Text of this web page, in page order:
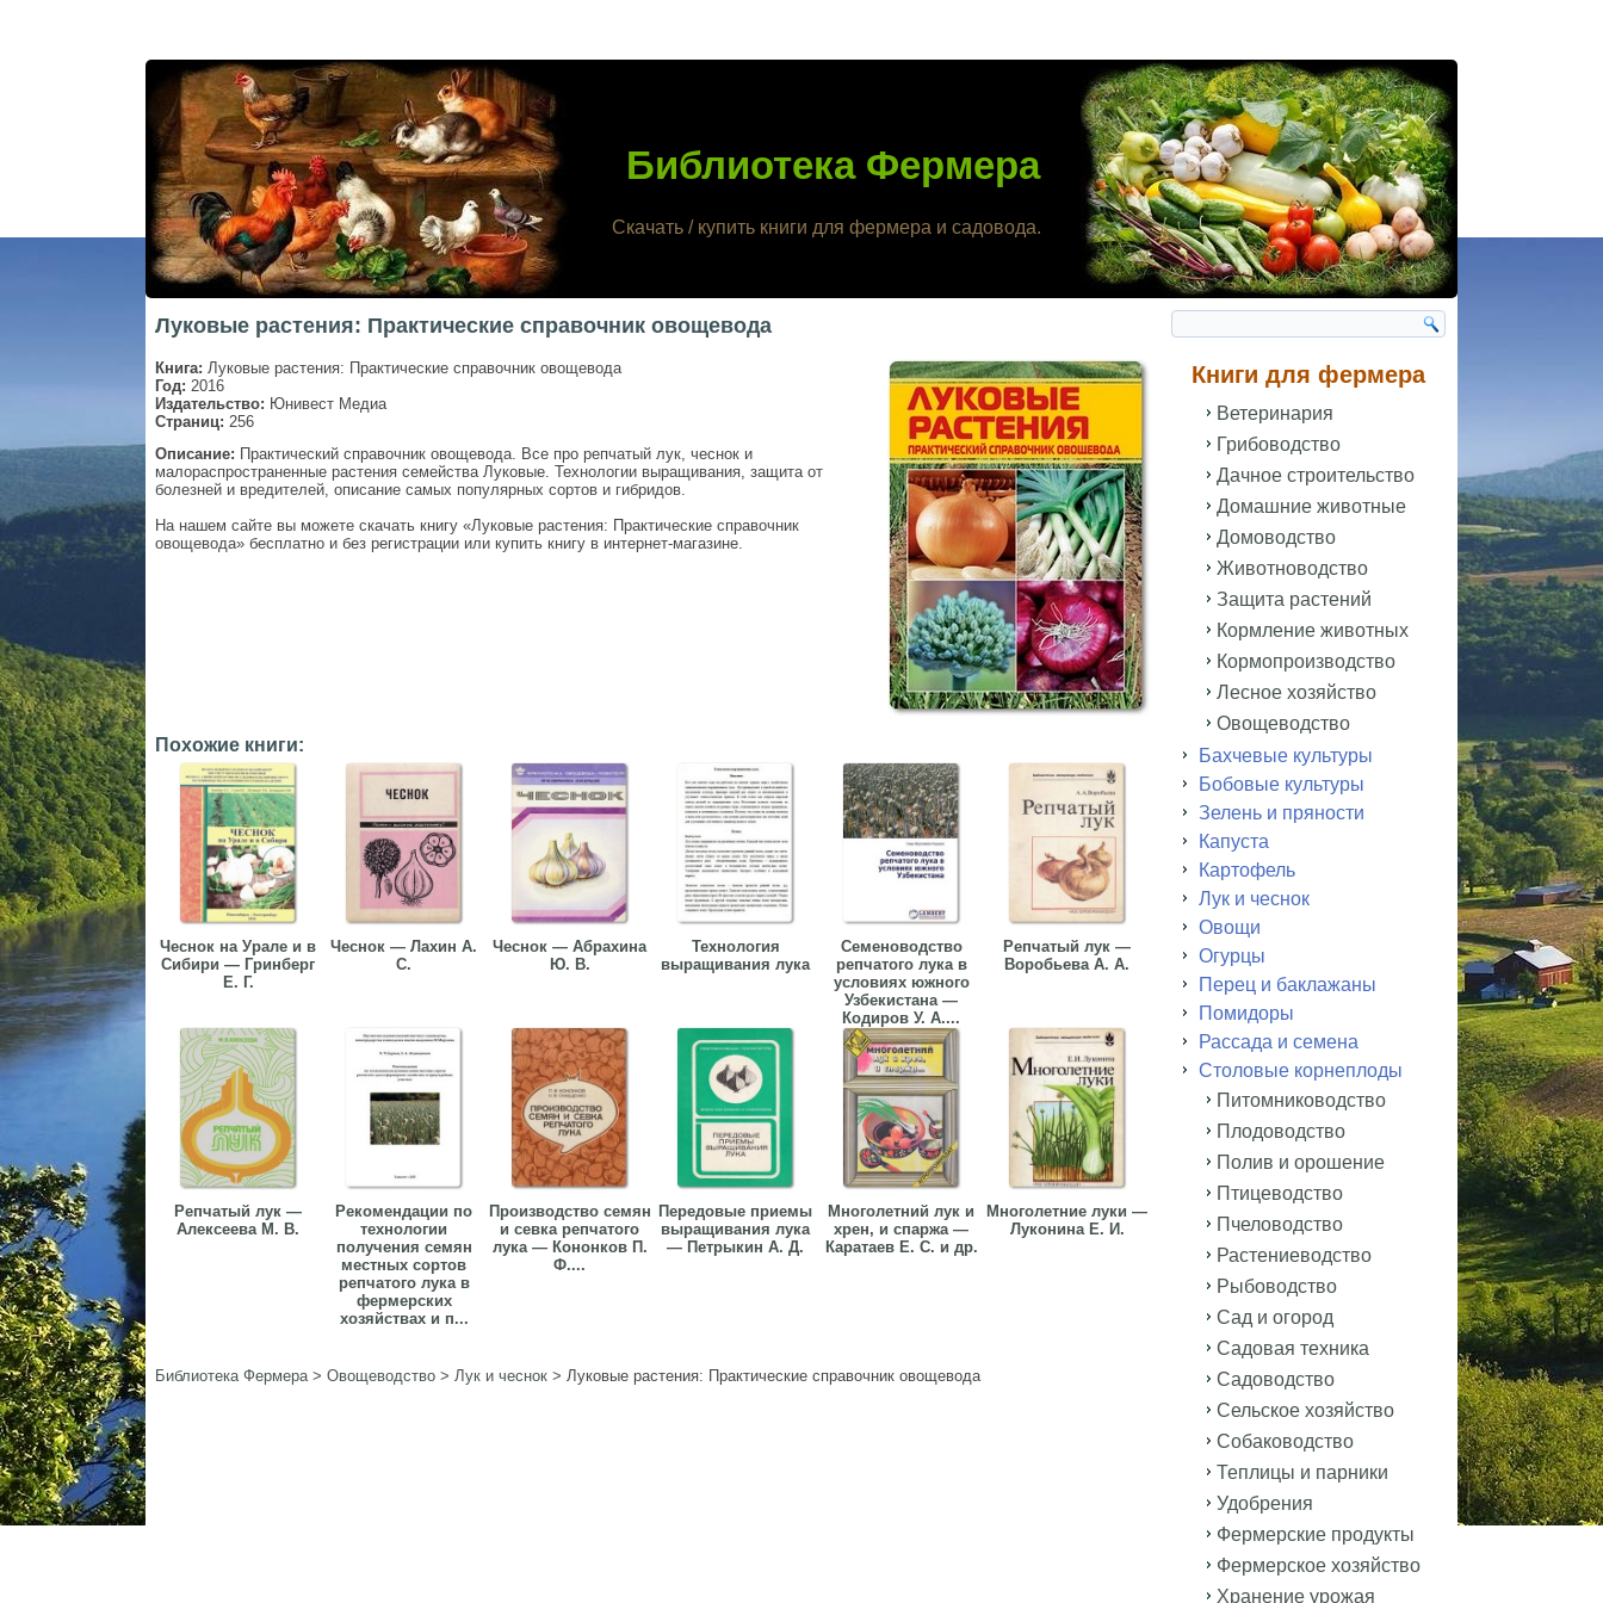
Библиотека Фермера
Скачать / купить книги для фермера и садовода.
Луковые растения: Практические справочник овощевода
Книга: Луковые растения: Практические справочник овощевода
Год: 2016
Издательство: Юнивест Медиа
Страниц: 256
Описание: Практический справочник овощевода. Все про репчатый лук, чеснок и
малораспространенные растения семейства Луковые. Технологии выращивания, защита от
болезней и вредителей, описание самых популярных сортов и гибридов.
На нашем сайте вы можете скачать книгу «Луковые растения: Практические справочник
овощевода» бесплатно и без регистрации или купить книгу в интернет-магазине.
Похожие книги:
Чеснок на Урале и в
Сибири — Гринберг
Е. Г.
Чеснок — Лахин А.
С.
Чеснок — Абрахина
Ю. В.
Технология
выращивания лука
Семеноводство
репчатого лука в
условиях южного
Узбекистана —
Кодиров У. А....
Репчатый лук —
Воробьева А. А.
Репчатый лук —
Алексеева М. В.
Рекомендации по
технологии
получения семян
местных сортов
репчатого лука в
фермерских
хозяйствах и п...
Производство семян
и севка репчатого
лука — Кононков П.
Ф....
Передовые приемы
выращивания лука
— Петрыкин А. Д.
Многолетний лук и
хрен, и спаржа —
Каратаев Е. С. и др.
Многолетние луки —
Луконина Е. И.
Библиотека Фермера> Овощеводство > Лук и чеснок > Луковые растения: Практические справочник овощевода
Книги для фермера
Ветеринария
Грибоводство
Дачное строительство
Домашние животные
Домоводство
Животноводство
Защита растений
Кормление животных
Кормопроизводство
Лесное хозяйство
Овощеводство
Бахчевые культуры
Бобовые культуры
Зелень и пряности
Капуста
Картофель
Лук и чеснок
Овощи
Огурцы
Перец и баклажаны
Помидоры
Рассада и семена
Столовые корнеплоды
Питомниководство
Плодоводство
Полив и орошение
Птицеводство
Пчеловодство
Растениеводство
Рыбоводство
Сад и огород
Садовая техника
Садоводство
Сельское хозяйство
Собаководство
Теплицы и парники
Удобрения
Фермерские продукты
Фермерское хозяйство
Хранение урожая